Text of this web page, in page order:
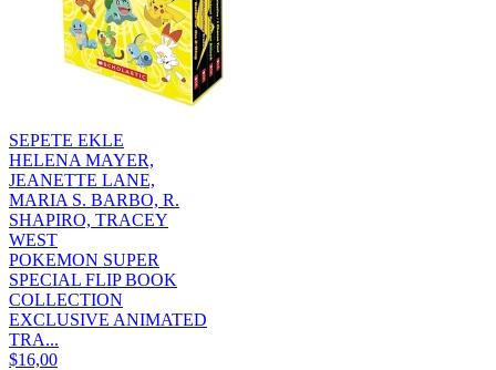
SEPETE EKLE
HELENA MAYER,
JEANETTE LANE,
MARIA S. BARBO, R.
SHAPIRO, TRACEY
WEST
POKEMON SUPER
SPECIAL FLIP BOOK
COLLECTION
EXCLUSIVE ANIMATED
TRA...
$16,00